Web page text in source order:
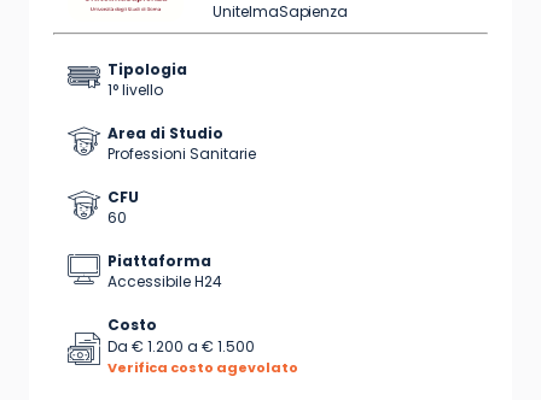
UnitelmaSapienza
Tipologia
1° livello
Area di Studio
Professioni Sanitarie
CFU
60
Piattaforma
Accessibile H24
Costo
Da € 1.200 a € 1.500
Verifica costo agevolato